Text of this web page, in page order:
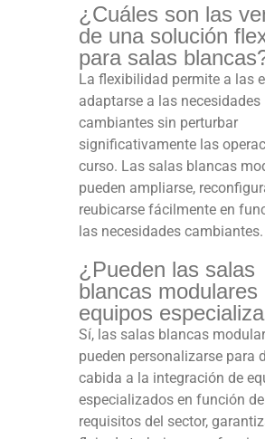
¿Cuáles son las
de una solución
para salas
La flexibilidad permite a las
adaptarse a las necesidades
cambiantes sin perturbar
significativamente las
curso. Las salas blancas
pueden ampliarse,
reubicarse fácilmente en
las necesidades cambiantes.
¿Pueden las salas
blancas modulares
equipos
Sí, las salas blancas
pueden personalizarse para
cabida a la integración de
especializados en función
requisitos del sector,